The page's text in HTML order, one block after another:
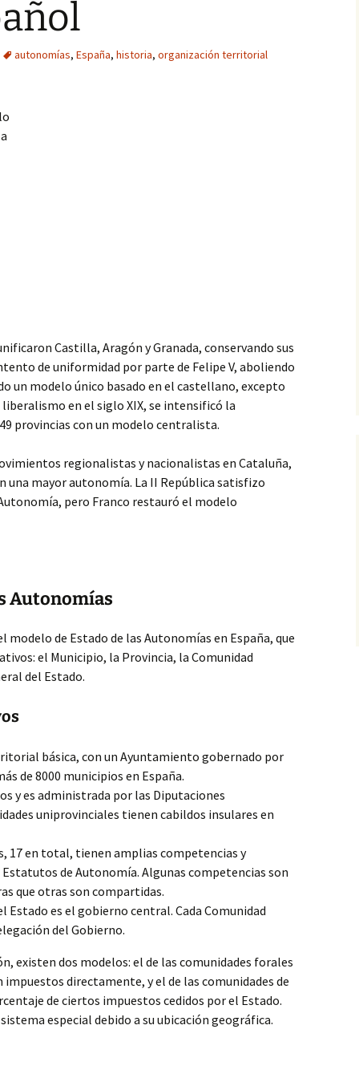
autonomías, España, historia, organización territorial
Castilla, Aragón y Granada, conservando sus
de uniformidad por parte de Felipe V, aboliendo
un modelo único basado en el castellano, excepto
liberalismo en el siglo XIX, se intensificó la
provincias con un modelo centralista.
regionalistas y nacionalistas en Cataluña,
una mayor autonomía. La II República satisfizo
pero Franco restauró el modelo
Autonomías
de Estado de las Autonomías en España, que
el Municipio, la Provincia, la Comunidad
del Estado.
básica, con un Ayuntamiento gobernado por
de 8000 municipios en España.
y es administrada por las Diputaciones
uniprovinciales tienen cabildos insulares en
17 en total, tienen amplias competencias y
de Autonomía. Algunas competencias son
que otras son compartidas.
Estado es el gobierno central. Cada Comunidad
del Gobierno.
existen dos modelos: el de las comunidades forales
impuestos directamente, y el de las comunidades de
de ciertos impuestos cedidos por el Estado.
especial debido a su ubicación geográfica.